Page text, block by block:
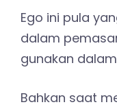
Ego ini pula
dalam
gunakan
Bahkan saat